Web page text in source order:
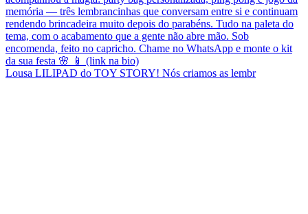
Lousa LILIPAD do TOY STORY! Nós criamos as lembr